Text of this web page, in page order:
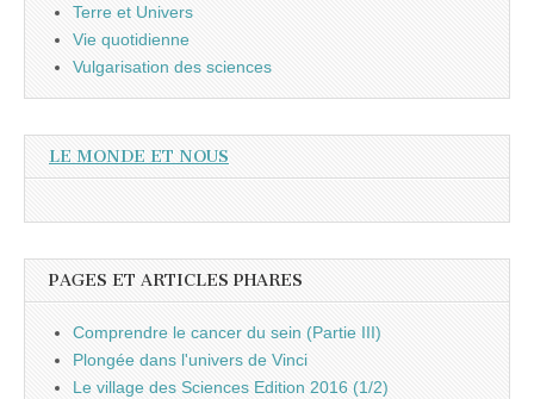
Terre et Univers
Vie quotidienne
Vulgarisation des sciences
LE MONDE ET NOUS
PAGES ET ARTICLES PHARES
Comprendre le cancer du sein (Partie III)
Plongée dans l'univers de Vinci
Le village des Sciences Edition 2016 (1/2)